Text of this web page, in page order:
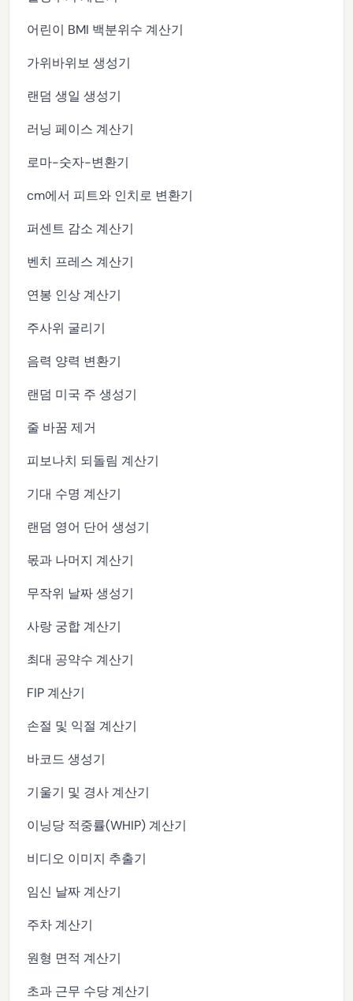
어린이 BMI 백분위수 계산기
가위바위보 생성기
랜덤 생일 생성기
러닝 페이스 계산기
로마-숫자-변환기
cm에서 피트와 인치로 변환기
퍼센트 감소 계산기
벤치 프레스 계산기
연봉 인상 계산기
주사위 굴리기
음력 양력 변환기
랜덤 미국 주 생성기
줄 바꿈 제거
피보나치 되돌림 계산기
기대 수명 계산기
랜덤 영어 단어 생성기
몫과 나머지 계산기
무작위 날짜 생성기
사랑 궁합 계산기
최대 공약수 계산기
FIP 계산기
손절 및 익절 계산기
바코드 생성기
기울기 및 경사 계산기
이닝당 적중률(WHIP) 계산기
비디오 이미지 추출기
임신 날짜 계산기
주차 계산기
원형 면적 계산기
초과 근무 수당 계산기